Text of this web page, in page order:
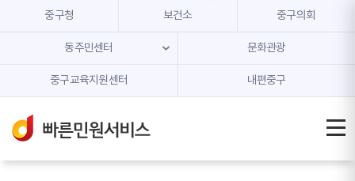
본문 내용 바로가기
주메뉴 바로가기
중구청 보건소 중구의회
동주민센터 문화관광
중구교육지원센터 내편중구